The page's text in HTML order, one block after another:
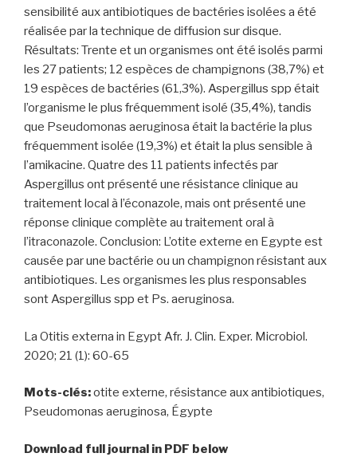
sensibilité aux antibiotiques de bactéries isolées a été
réalisée par la technique de diffusion sur disque.
Résultats: Trente et un organismes ont été isolés parmi
les 27 patients; 12 espèces de champignons (38,7%) et
19 espèces de bactéries (61,3%). Aspergillus spp était
l’organisme le plus fréquemment isolé (35,4%), tandis
que Pseudomonas aeruginosa était la bactérie la plus
fréquemment isolée (19,3%) et était la plus sensible à
l’amikacine. Quatre des 11 patients infectés par
Aspergillus ont présenté une résistance clinique au
traitement local à l’éconazole, mais ont présenté une
réponse clinique complète au traitement oral à
l’itraconazole. Conclusion: L’otite externe en Egypte est
causée par une bactérie ou un champignon résistant aux
antibiotiques. Les organismes les plus responsables
sont Aspergillus spp et Ps. aeruginosa.
La Otitis externa in Egypt Afr. J. Clin. Exper. Microbiol.
2020; 21 (1): 60-65
Mots-clés:otite externe, résistance aux antibiotiques,
Pseudomonas aeruginosa, Égypte
Download full journal in PDF below